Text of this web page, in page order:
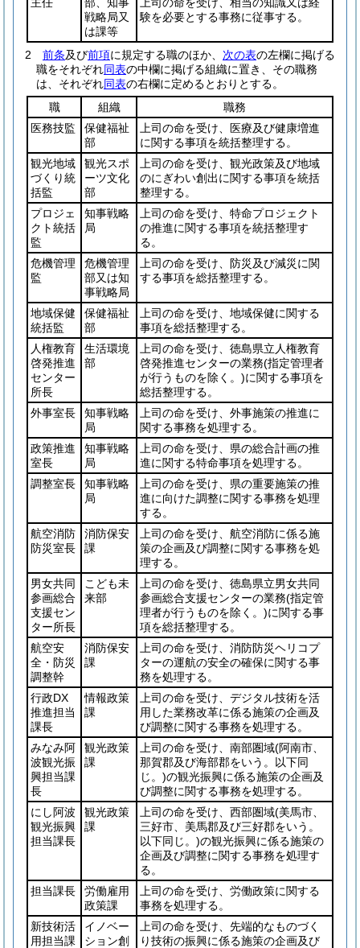
戦略局又
は課等
験を必要とする事務に従事する。
2 前条及び前項に規定する職のほか、 次の表の左欄に掲げる
職をそれぞれ同表の中欄に掲げる組織に置き、その職務
は、それぞれ同表の右欄に定めるとおりとする。
職
組織
職務
医務技監
保健福祉
部
上司の命を受け、医療及び健康増進
に関する事項を統括整理する。
観光地域
づくり統
括監
観光スポ
ーツ文化
部
上司の命を受け、観光政策及び地域
のにぎわい創出に関する事項を統括
整理する。
プロジェ
クト統括
監
知事戦略
局
上司の命を受け、特命プロジェクト
の推進に関する事項を統括整理す
る。
危機管理
監
危機管理
部又は知
事戦略局
上司の命を受け、防災及び減災に関
する事項を総括整理する。
地域保健
統括監
保健福祉
部
上司の命を受け、地域保健に関する
事項を総括整理する。
人権教育
啓発推進
センター
所長
生活環境
部
上司の命を受け、徳島県立人権教育
啓発推進センターの業務(指定管理者
が行うものを除く。)に関する事項を
総括整理する。
外事室長
知事戦略
局
上司の命を受け、外事施策の推進に
関する事務を処理する。
政策推進
室長
知事戦略
局
上司の命を受け、県の総合計画の推
進に関する特命事項を処理する。
調整室長
知事戦略
局
上司の命を受け、県の重要施策の推
進に向けた調整に関する事務を処理
する。
航空消防
防災室長
消防保安
課
上司の命を受け、航空消防に係る施
策の企画及び調整に関する事務を処
理する。
男女共同
参画総合
支援セン
ター所長
こども未
来部
上司の命を受け、徳島県立男女共同
参画総合支援センターの業務(指定管
理者が行うものを除く。)に関する事
項を総括整理する。
航空安
全・防災
調整幹
消防保安
課
上司の命を受け、消防防災ヘリコプ
ターの運航の安全の確保に関する事
務を処理する。
行政DX
推進担当
課長
情報政策
課
上司の命を受け、デジタル技術を活
用した業務改革に係る施策の企画及
び調整に関する事務を処理する。
みなみ阿
波観光振
興担当課
長
観光政策
課
上司の命を受け、南部圏域(阿南市、
那賀郡及び海部郡をいう。以下同
じ。)の観光振興に係る施策の企画及
び調整に関する事務を処理する。
にし阿波
観光振興
担当課長
観光政策
課
上司の命を受け、西部圏域(美馬市、
三好市、美馬郡及び三好郡をいう。
以下同じ。)の観光振興に係る施策の
企画及び調整に関する事務を処理す
る。
担当課長
労働雇用
政策課
上司の命を受け、労働政策に関する
事務を処理する。
新技術活
用担当課
イノベー
ション創
上司の命を受け、先端的なものづく
り技術の振興に係る施策の企画及び